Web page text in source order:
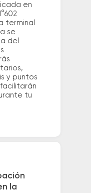
en
terminal
se
del
y puntos
tu
la